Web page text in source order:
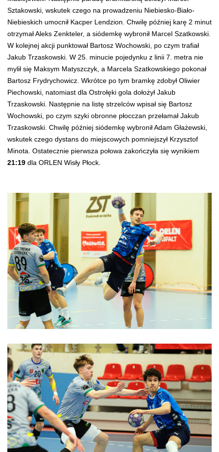
Sztakowski, wskutek czego na prowadzeniu Niebiesko-Biało-
Niebieskich umocnił Kacper Lendzion. Chwilę później karę 2 minut
otrzymał Aleks Zenkteler, a siódemkę wybronił Marcel Szatkowski.
W kolejnej akcji punktował Bartosz Wochowski, po czym trafiał
Jakub Trzaskowski. W 25. minucie pojedynku z linii 7. metra nie
mylił się Maksym Matyszczyk, a Marcela Szatkowskiego pokonał
Bartosz Frydrychowicz. Wkrótce po tym bramkę zdobył Oliwier
Piechowski, natomiast dla Ostrołęki gola dołożył Jakub
Trzaskowski. Następnie na listę strzelców wpisał się Bartosz
Wochowski, po czym szyki obronne płocczan przełamał Jakub
Trzaskowski. Chwilę później siódemkę wybronił Adam Głażewski,
wskutek czego dystans do miejscowych pomniejszył Krzysztof
Minota. Ostatecznie pierwsza połowa zakończyła się wynikiem
21:19 dla ORLEN Wisły Płock.